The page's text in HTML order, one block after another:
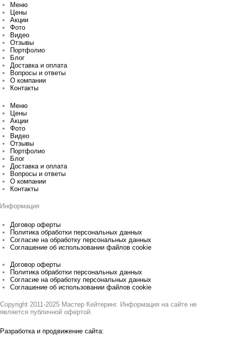
Меню
Цены
Акции
Фото
Видео
Отзывы
Портфолио
Блог
Доставка и оплата
Вопросы и ответы
О компании
Контакты
Меню
Цены
Акции
Фото
Видео
Отзывы
Портфолио
Блог
Доставка и оплата
Вопросы и ответы
О компании
Контакты
Информация
Договор оферты
Политика обработки персональных данных
Согласие на обработку персональных данных
Соглашение об использовании файлов cookie
Договор оферты
Политика обработки персональных данных
Согласие на обработку персональных данных
Соглашение об использовании файлов cookie
Copyright 2011-2025 Мастер Кейтеринг. Информация на сайте не
является публичной офертой.
Разработка и продвижение сайта: